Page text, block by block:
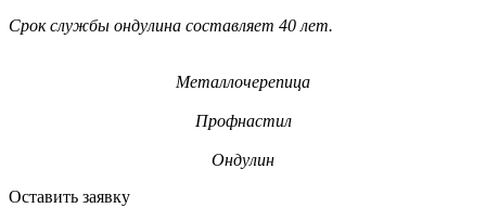
Срок службы ондулина составляет 40 лет.
Металлочерепица
Профнастил
Ондулин
Оставить заявку